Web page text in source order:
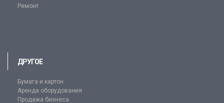
Ремонт
ДРУГОЕ
Бумага и картон
Аренда оборудования
Продажа бизнеса